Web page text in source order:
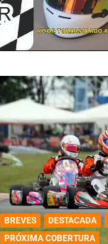
BREVES DESTACADA
PRÓXIMA COBERTURA